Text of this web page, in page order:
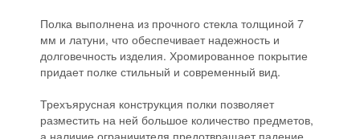
Полка выполнена из прочного стекла толщиной 7
мм и латуни, что обеспечивает надежность и
долговечность изделия. Хромированное покрытие
придает полке стильный и современный вид.
Трехъярусная конструкция полки позволяет
разместить на ней большое количество предметов,
а наличие ограничителя предотвращает падение